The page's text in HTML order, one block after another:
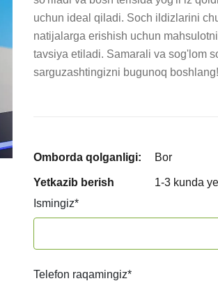
uchun ideal qiladi. Soch ildizlarini
natijalarga erishish uchun
tavsiya etiladi. Samarali va sog'lom
sarguzashtingizni bugunoq boshlang!
Omborda qolganligi: Bor
Yetkazib berish
1-3 kunda
Ismingiz*
Telefon raqamingiz*